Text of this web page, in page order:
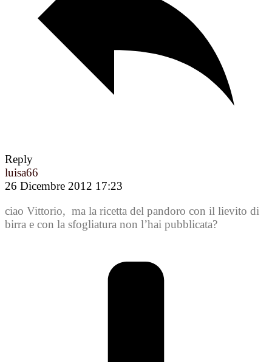
Reply
luisa66
26 Dicembre 2012 17:23
ciao Vittorio, ma la ricetta del pandoro con il lievito di
birra e con la sfogliatura non l’hai pubblicata?